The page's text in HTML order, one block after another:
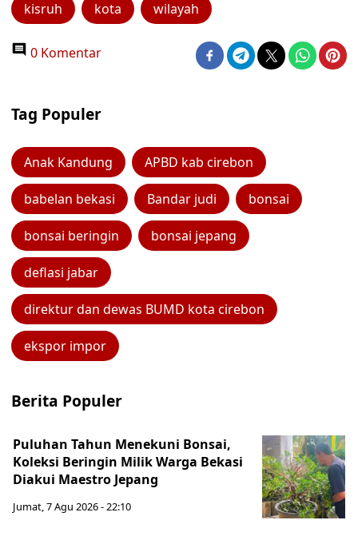
kisruh kota wilayah
0 Komentar
Tag Populer
Anak Kandung APBD kab cirebon
babelan bekasi Bandar judi bonsai
bonsai beringin bonsai jepang
deflasi jabar
direktur dan dewas BUMD kota cirebon
ekspor impor
Berita Populer
Puluhan Tahun Menekuni Bonsai,
Koleksi Beringin Milik Warga Bekasi
Diakui Maestro Jepang
Jumat, 7 Agu 2026 - 22:10